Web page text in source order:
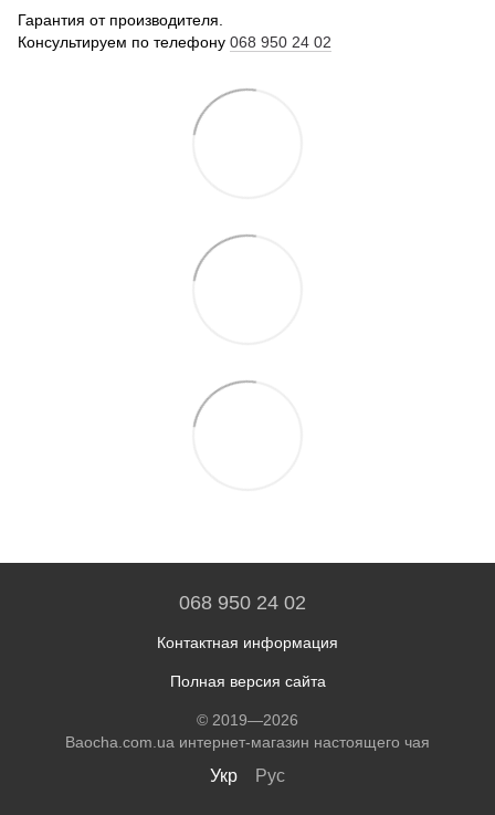
Гарантия от производителя.
Консультируем по телефону 068 950 24 02
068 950 24 02
Контактная информация
Полная версия сайта
© 2019—2026
Baocha.com.ua интернет-магазин настоящего чая
Укр Рус